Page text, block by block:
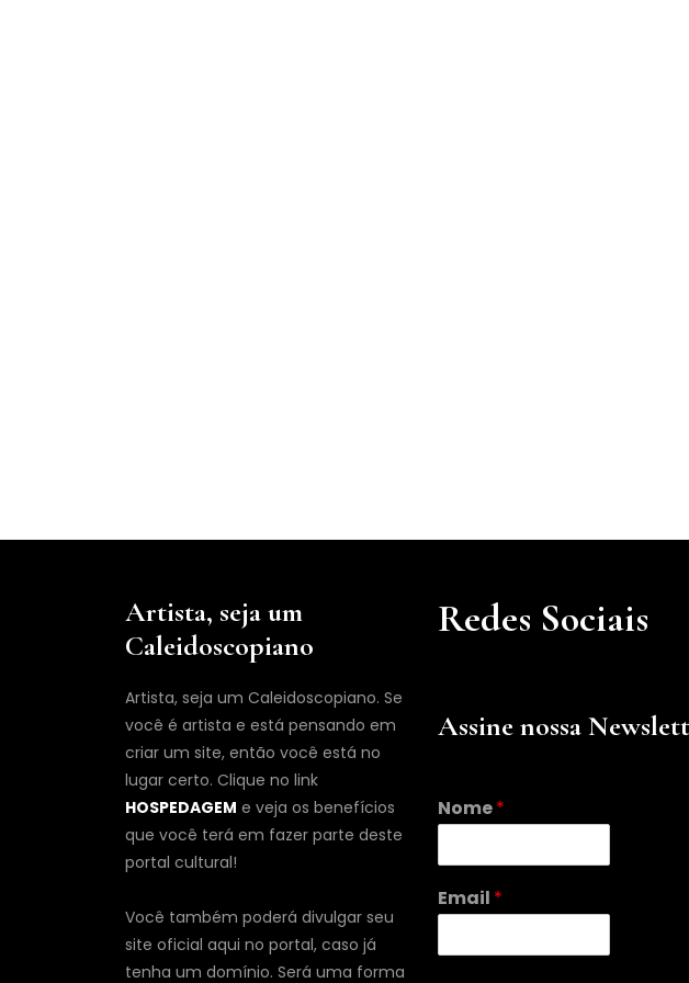
Artista, seja um
Caleidoscopiano
Artista, seja um Caleidoscopiano. Se
você é artista e está pensando em
criar um site, então você está no
lugar certo. Clique no link
HOSPEDAGEM e veja os benefícios
que você terá em fazer parte deste
portal cultural!
Você também poderá divulgar seu
site oficial aqui no portal, caso já
tenha um domínio. Será uma forma
Redes Sociais
Assine nossa
Nome*
E
m
i
Email *